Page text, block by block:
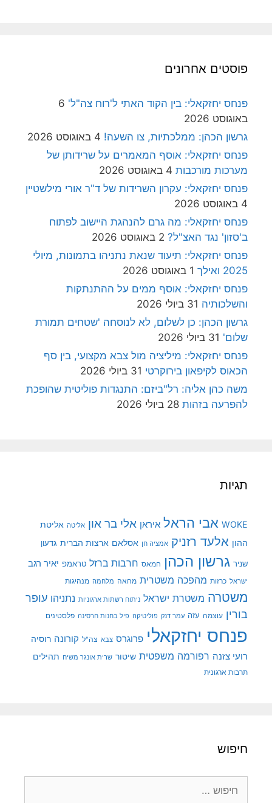
פוסטים אחרונים
פנחס יחזקאלי: בין הקוד האתי ל'רוח צה"ל' 6
באוגוסט 2026
גרשון הכהן: ממלכתיות, צו השעה! 4 באוגוסט 2026
פנחס יחזקאלי: אוסף המאמרים על שרידותן של
מערכות מורכבות 4 באוגוסט 2026
פנחס יחזקאלי: עקרון השרידות של ד"ר אורי מילשטיין
4 באוגוסט 2026
פנחס יחזקאלי: מה גרם להנהגת היישוב לפתוח
ב'סזון' נגד האצ"ל? 2 באוגוסט 2026
פנחס יחזקאלי: תיעוד שנאת נתניהו בתמונות, מיולי
2025 ואילך
1 באוגוסט 2026
פנחס יחזקאלי: אוסף ממים על ההתנתקות
והשלכותיה 31 ביולי 2026
גרשון הכהן: כן לשלום, לא לנוסחה 'שטחים תמורת
שלום' 31 ביולי 2026
פנחס יחזקאלי: מיליציה מול צבא מקצועי, בין סף
הכאוס לקיפאון בירוקרטי 31 ביולי 2026
משה כהן אליה: רל"ביזם: התנגדות פוליטית שהופכת
להפרעה בזהות 28 ביולי 2026
תגיות
WOKE אבי הראל איראן אלי בר און אליטה אליטת
ההון אלעד רזניק אמציה חן אסלאם ארצות הברית גדעון
שניר גרשון הכהן חמאס חרבות ברזל טראמפ יאיר רגב
ישראל כרזות מהפכה משטרית מחאה מלחמה מנהיגות
משטרה משטרת ישראל ניתוח רשתות ארגוניות נתניהו עופר
בורין עוצמה עזה עמר דנק פוליטיקה פיל בחנות חרסינה פלסטינים
פנחס יחזקאלי פרוגרס צבא צה"ל קורונה רוסיה
רועי צזנה רפורמה משפטית שיטור שרית אונגר משיח תהילים
תרבות ארגונית
חיפוש